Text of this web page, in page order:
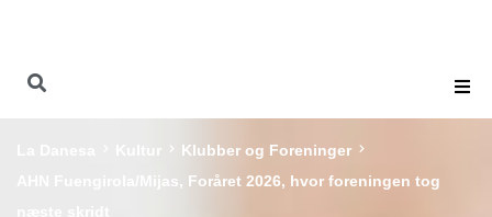
Kultur
Klubber og Foreninger
AHN Fuengirola/Mijas, Foråret 2026, hvor foreningen tog